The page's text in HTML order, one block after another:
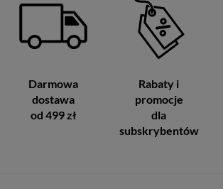
Darmowa
dostawa
od 499 zł
Rabaty i
promocje
dla
subskrybentów